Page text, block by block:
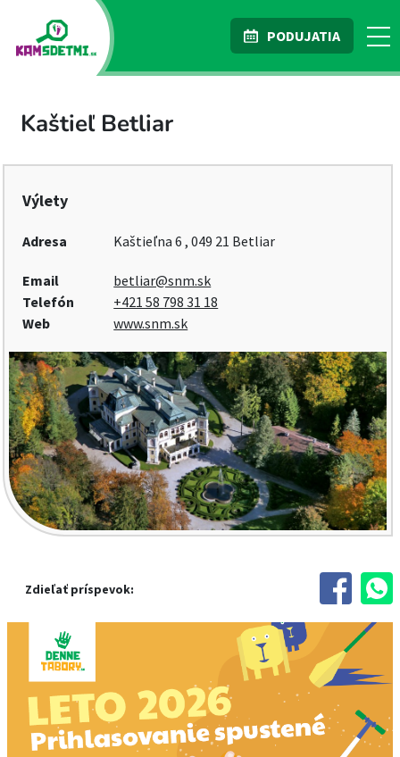
PODUJATIA
Kaštieľ Betliar
Výlety
Adresa Kaštieľna 6 , 049 21 Betliar
Email
betliar@snm.sk
Telefón
+421 58 798 31 18
Web
www.snm.sk
Zdieľať príspevok: